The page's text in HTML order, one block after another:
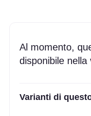
Al momento,
disponibile nella
Varianti di